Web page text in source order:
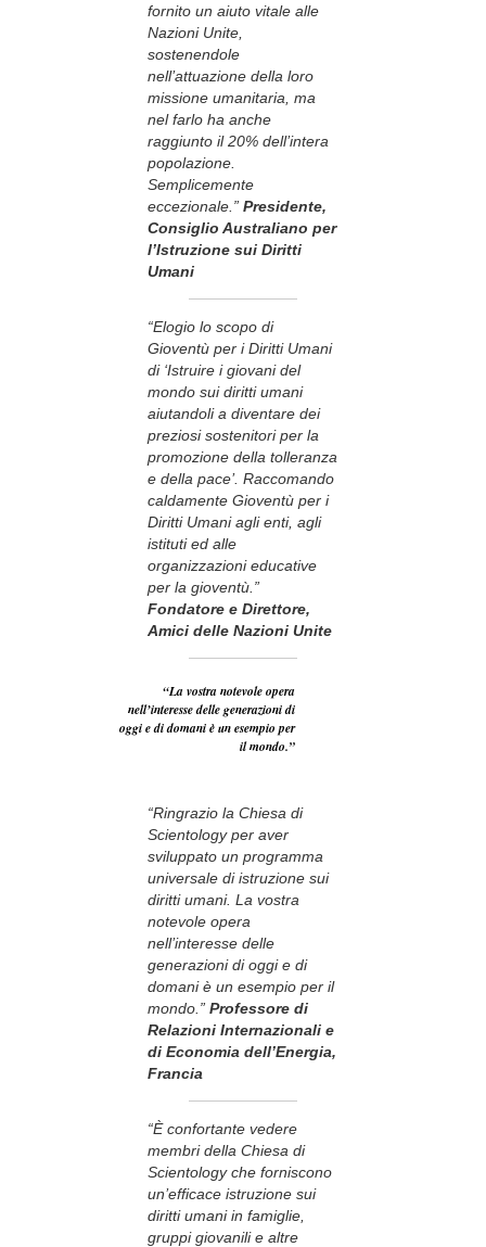
fornito un aiuto vitale alle
Nazioni Unite,
sostenendole
nell’attuazione della loro
missione umanitaria, ma
nel farlo ha anche
raggiunto il 20% dell’intera
popolazione.
Semplicemente
eccezionale.” Presidente,
Consiglio Australiano per
l’Istruzione sui Diritti
Umani
“Elogio lo scopo di
Gioventù per i Diritti Umani
di ‘Istruire i giovani del
mondo sui diritti umani
aiutandoli a diventare dei
preziosi sostenitori per la
promozione della tolleranza
e della pace’. Raccomando
caldamente Gioventù per i
Diritti Umani agli enti, agli
istituti ed alle
organizzazioni educative
per la gioventù.”
Fondatore e Direttore,
Amici delle Nazioni Unite
“La vostra notevole opera
nell’interesse delle generazioni di
oggi e di domani è un esempio per
il mondo.”
“Ringrazio la Chiesa di
Scientology per aver
sviluppato un programma
universale di istruzione sui
diritti umani. La vostra
notevole opera
nell’interesse delle
generazioni di oggi e di
domani è un esempio per il
mondo.” Professore di
Relazioni Internazionali e
di Economia dell’Energia,
Francia
“È confortante vedere
membri della Chiesa di
Scientology che forniscono
un’efficace istruzione sui
diritti umani in famiglie,
gruppi giovanili e altre